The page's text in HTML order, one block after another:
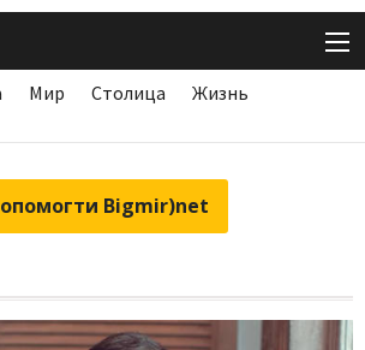
Мир Столица
Жизнь
Bigmir)net